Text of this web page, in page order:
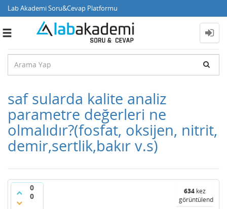
Lab Akademi Soru&Cevap Platformu
Toggle
saf sularda kalite analiz
parametre değerleri ne
olmalıdır?(fosfat, oksijen, nitrit,
demir,sertlik,bakır v.s)
0
0
634 kez
görüntülendi